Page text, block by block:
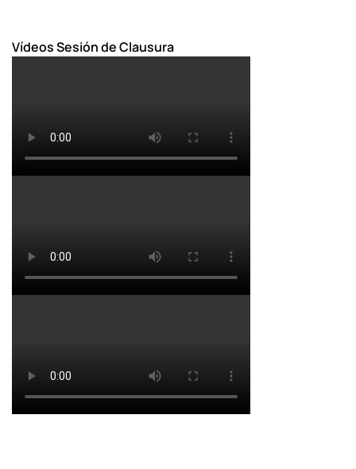
Vídeos Sesión de Clausura